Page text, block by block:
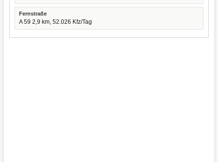
Fernstraße
A 59 2,9 km, 52.026 Kfz/Tag